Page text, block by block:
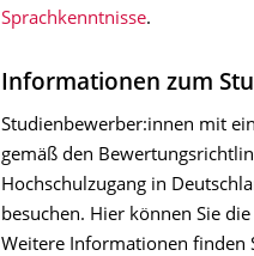
Sprachkenntnisse.
Informationen zum
Studienbewerber:innen mit
gemäß den
Hochschulzugang in
besuchen. Hier können Sie
Weitere Informationen finden